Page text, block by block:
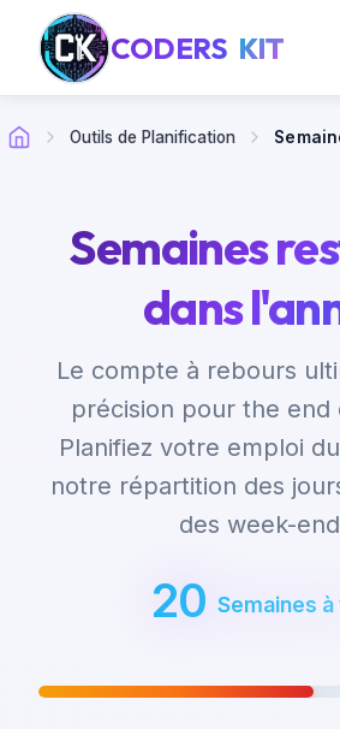
CODERS KIT
Outils de Planification
Semaines
dans
Le compte à rebours
précision pour the end
Planifiez votre emploi
notre répartition des
des week-
20 Semaines à